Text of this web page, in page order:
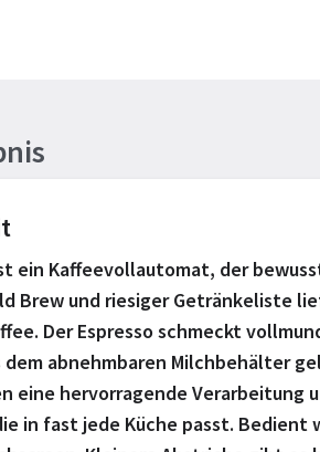
ein Kaffeevollautomat, der
Brew und riesiger Getränkeliste
Der Espresso schmeckt
dem abnehmbaren Milchbehälter
eine hervorragende Verarbeitung
in fast jede Küche passt. Bedient